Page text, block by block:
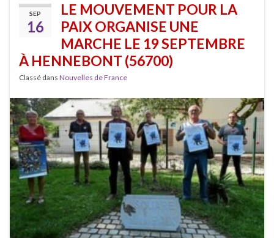
SEP
16
LE MOUVEMENT POUR LA
PAIX ORGANISE UNE
MARCHE LE 19 SEPTEMBRE
À HENNEBONT (56700)
Classé dans Nouvelles de France